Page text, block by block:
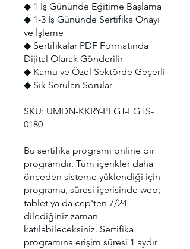
◆ 1 İş Gününde Eğitime Başlama
◆ 1-3 İş Gününde Sertifika Onayı
ve İşleme
◆ Sertifikalar PDF Formatında
Dijital Olarak Gönderilir
◆ Kamu ve Özel Sektörde Geçerli
◆ Sık Sorulan Sorular
SKU: UMDN-KKRY-PEGT-EGTS-
0180
Bu sertifika programı online bir
programdır. Tüm içerikler daha
önceden sisteme yüklendiği için
programa, süresi içerisinde web,
tablet ya da cep'ten 7/24
dilediğiniz zaman
katılabileceksiniz. Sertifika
programına erişim süresi 1 aydır